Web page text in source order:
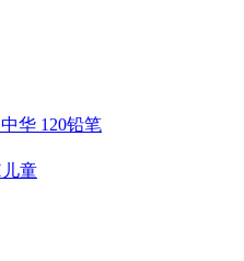
中华 120铅笔